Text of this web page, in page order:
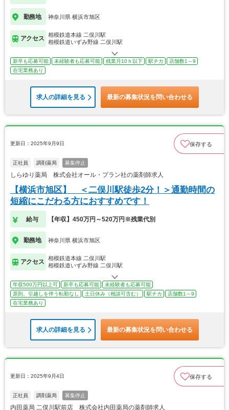
勤務地 神奈川県 横浜市旭区
アクセス
相模鉄道本線 二俣川駅
相模鉄道いずみ野線 二俣川駅
新卒も応募可能 未経験者も応募可能 残業月10ｈ以下 駅チカ
店舗数1～9
在宅業務あり
求人の詳細を見る 最新の募集状況を問い合わせる
更新日：2025年9月9日 保存する
正社員 調剤薬局 募集停止
しらゆり薬局 株式会社オール・プラン社の薬剤師求人
【横浜市旭区】 ＜二俣川駅徒歩2分！＞通勤時間の
短縮にこだわる方におすすめです！
給与 【年収】450万円～520万円※残業代別
勤務地 神奈川県 横浜市旭区
アクセス
相模鉄道本線 二俣川駅
相模鉄道いずみ野線 二俣川駅
年収500万円以上可 新卒も応募可能
未経験者も応募可能
原則、引越しを伴う転勤なし
土日休み（相談可含む） 駅チカ
店舗数1～9
在宅業務あり
求人の詳細を見る 最新の募集状況を問い合わせる
更新日：2025年9月4日 保存する
正社員 調剤薬局 募集停止
内田薬局 二俣川駅前店 株式会社内田薬局の薬剤師求人